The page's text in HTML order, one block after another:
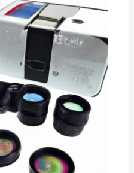
des ombres; avec des
lunettes; ajustez pour éviter
toute interférence
Visualisation optimale:
l'interface de filetage
standard 1/4 de la lunette
d'observation se fixe
facilement à un trépied;
répondant à tous vos besoins
de visualisation et
garantissant une observation
stable des objets